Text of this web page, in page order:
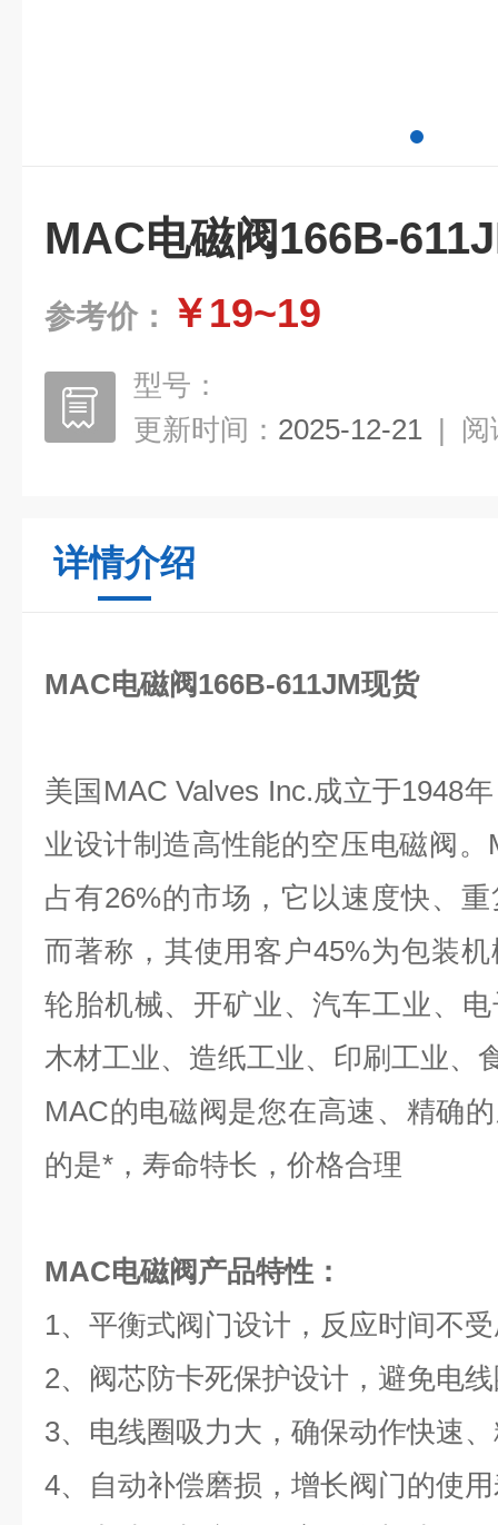
MAC电磁阀166B-
参考价： ￥19~19
型号：
更新时间： 2025-12-21 | 阅
详情介绍
MAC电磁阀166B-611JM现货
美国MAC Valves Inc.成立于1948
业设计制造高性能的空压电磁阀
占有26%的市场，它以速度快、
而著称，其使用客户45%为包装
轮胎机械、开矿业、汽车工业、
木材工业、造纸工业、印刷工业、
MAC的电磁阀是您在高速、精确
的是*，寿命特长，价格合理
MAC电磁阀产品特性：
1、平衡式阀门设计，反应时间不
2、阀芯防卡死保护设计，避免电
3、电线圈吸力大，确保动作快速
4、自动补偿磨损，增长阀门的使